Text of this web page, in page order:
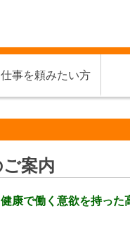
事を頼みたい方
案内
康で働く意欲を持っ